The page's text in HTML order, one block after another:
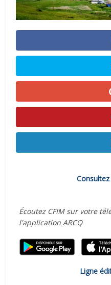
Écoutez CFIM sur votre
l'application ARCQ
Ligne